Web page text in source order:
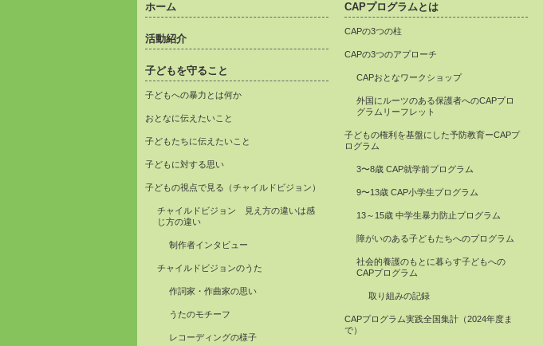
ホーム
活動紹介
子どもを守ること
子どもへの暴力とは何か
おとなに伝えたいこと
子どもたちに伝えたいこと
子どもに対する思い
子どもの視点で見る（チャイルドビジョン）
チャイルドビジョン 見え方の違いは感
じ方の違い
制作者インタビュー
チャイルドビジョンのうた
作詞家・作曲家の思い
うたのモチーフ
レコーディングの様子
CAPプログラムとは
CAPの3つの柱
CAPの3つのアプローチ
CAPおとなワークショップ
外国にルーツのある保護者へのCAPプロ
グラムリーフレット
子どもの権利を基盤にした予防教育ーCAPプ
ログラム
3〜8歳 CAP就学前プログラム
9〜13歳 CAP小学生プログラム
13～15歳 中学生暴力防止プログラム
障がいのある子どもたちへのプログラム
社会的養護のもとに暮らす子どもへの
CAPプログラム
取り組みの記録
CAPプログラム実践全国集計（2024年度ま
で）